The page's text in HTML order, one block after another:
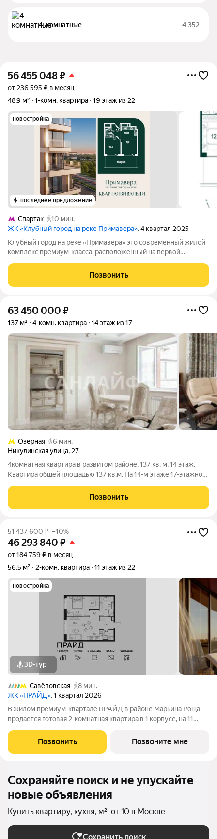
4-комнатные 4 352
56 455 048₽
от 236 595 ₽ в месяц
48,9 м²
1-комн. квартира 19 этаж из 22
новостройка
последнее предложение
Спартак
10 мин.
ЖК «Клубный город на реке Примавера», 4 квартал 2025
Клубный город на реке «Примавера» это современный жилой
комплекс премиум-класса, расположенный на первой
Покровское-Стрешнево. Под панорамными окнами квартир
находится собственный экопарк с
Позвонить
63 450 000 ₽
137 м² 4-комн. квартира 14 этаж из 17
Озёрная
6 мин.
Никулинская улица, 27
4комнатная квартира в развитом районе, 137 кв. м, 14 этаж.
Квартира общей площадью 137 кв.м. На 14-м этаже 17-этажного
санузла. Кухня 15 кв. м. Выполнен качественный ремонт в
классическом
Позвонить
51 437 600₽ –10%
46 293 840 ₽
от 184 759 ₽ в месяц
56,5 м²
2-комн. квартира 11 этаж из 22
новостройка
3D-тур
Савёловская
8 мин.
ЖК «ПРАЙД», 1 квартал 2026
В жилом премиум-квартале ПРАЙД в районе Марьина Роща
продается готовая 2-комнатная квартира в 1 корпусе, на 11
PIONEER. Ключи в 2026 году. Площадь комнат: кухня-
Позвонить Позвоните мне
Сохраняйте поиск и не упускайте
новые объявления
Купить квартиру, кухня, м²: от 10 в Москве
Сохранить поиск